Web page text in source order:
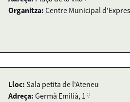
Organitza: Centre Municipal
Lloc: Sala petita de l'Ateneu
Adreça: Germà Emilià, 1